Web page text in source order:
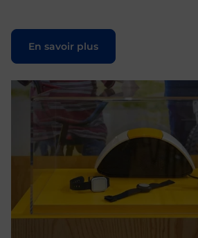
En savoir plus
Le lien s'ouvre dans un nouvel onglet